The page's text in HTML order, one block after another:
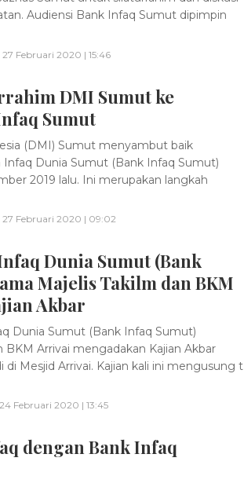
Audiensi Bank Infaq Sumut dipimpin
27 Februari 2020 | 15:46
DMI Sumut ke
Sumut
(DMI) Sumut menyambut baik
Infaq Dunia Sumut (Bank Infaq Sumut)
2019 lalu. Ini merupakan langkah
27 Februari 2020 | 09:02
Dunia Sumut (Bank
Majelis Takilm dan BKM
Akbar
Dunia Sumut (Bank Infaq Sumut)
BKM Arrivai mengadakan Kajian Akbar
di Mesjid Arrivai. Kajian kali ini mengusung t
Februari 2020 | 13:45
dengan Bank Infaq